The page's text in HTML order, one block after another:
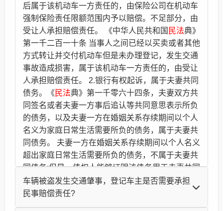
后属于该机动车一方责任的，由保险公司在机动车
强制保险责任限额范围内予以赔偿。不足部分，由
受让人承担赔偿责任。 《中华人民共和国 民法典》
第一千二百一十条 当事人之间已经以买卖或者其他
方式转让并交付机动车但是未办理登记，发生交通
事故造成损害，属于该机动车一方责任的，由受让
人承担赔偿责任。 2.银行有权起诉，属于夫妻共同
债务。《 民法典》第一千零六十四条，夫妻双方共
同签名或者夫妻一方事后追认等共同意思表示所负
的债务，以及夫妻一方在婚姻关系存续期间以个人
名义为家庭日常生活需要所负的债务，属于夫妻共
同债务。 夫妻一方在婚姻关系存续期间以个人名义
超出家庭日常生活需要所负的债务，不属于夫妻共
同债务;但是，债权人能够证明该债务用于夫妻共同
生活、共同生产经营或者基于夫妻双方共同意思表
示的除外。
车辆被盗发生交通肇事，登记车主是否需要承担
民事赔偿责任?